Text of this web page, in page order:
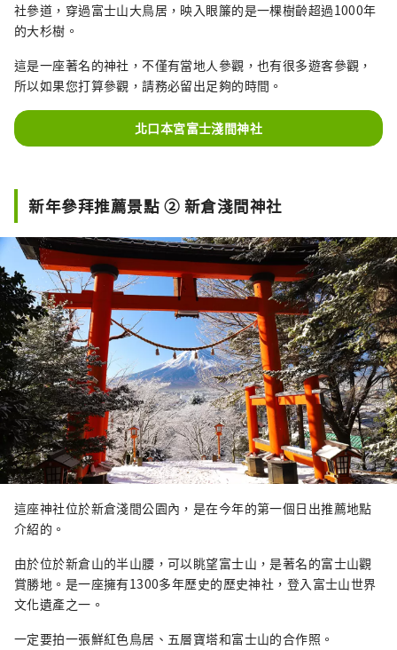
社參道，穿過富士山大鳥居，映入眼簾的是一棵樹齡超過1000年
的大杉樹。
這是一座著名的神社，不僅有當地人參觀，也有很多遊客參觀，
所以如果您打算參觀，請務必留出足夠的時間。
北口本宮富士淺間神社
新年參拜推薦景點 ② 新倉淺間神社
這座神社位於新倉淺間公園內，是在今年的第一個日出推薦地點
介紹的。
由於位於新倉山的半山腰，可以眺望富士山，是著名的富士山觀
賞勝地。是一座擁有1300多年歷史的歷史神社，登入富士山世界
文化遺產之一。
一定要拍一張鮮紅色鳥居、五層寶塔和富士山的合作照。